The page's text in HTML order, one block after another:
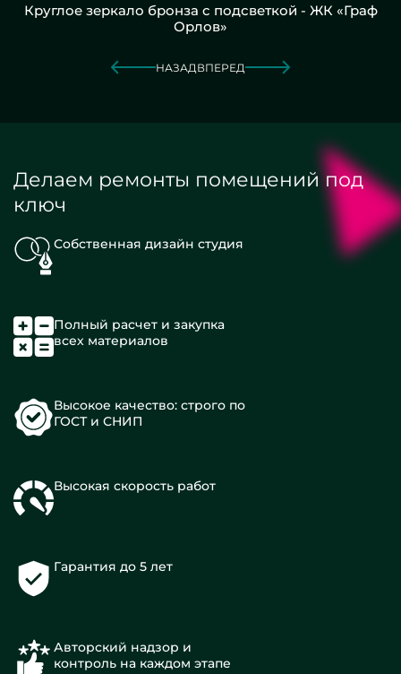
Круглое зеркало бронза с подсветкой - ЖК «Граф
Орлов»
НАЗАД ВПЕРЕД
Делаем ремонты помещений под
ключ
Собственная дизайн студия
Полный расчет и закупка
всех материалов
Высокое качество: строго по
ГОСТ и СНИП
Высокая скорость работ
Гарантия до 5 лет
Авторский надзор и
контроль на каждом этапе